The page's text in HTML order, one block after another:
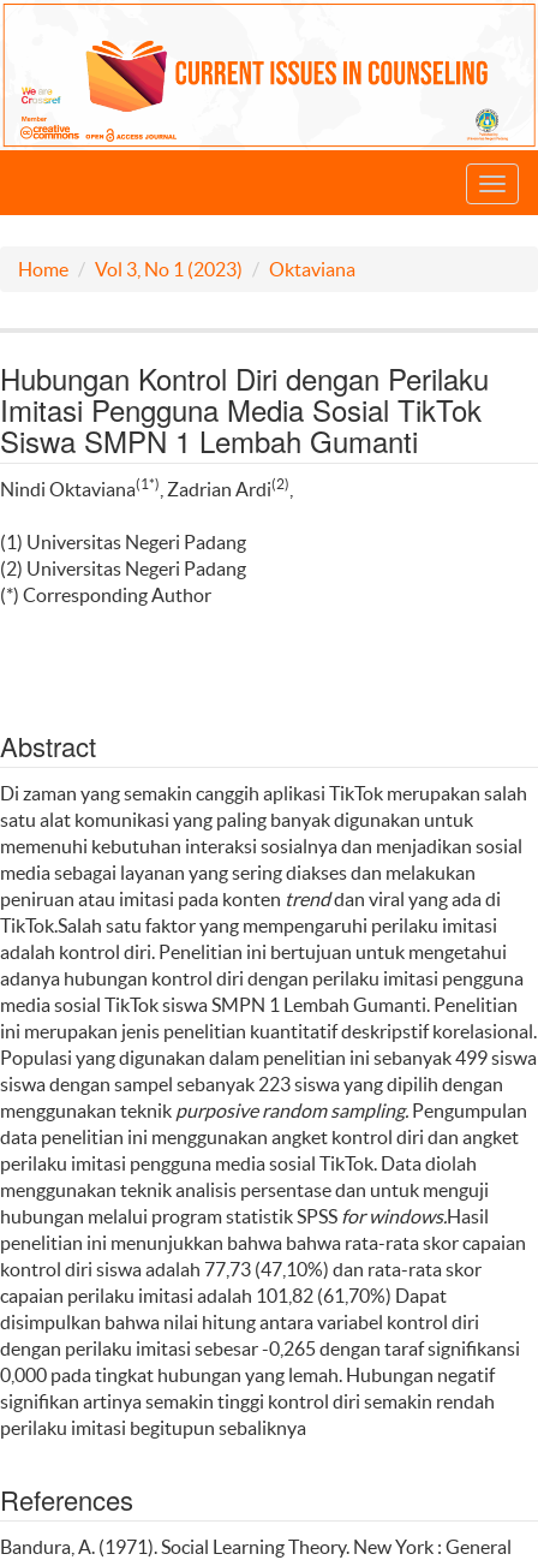
Home Vol 3, No 1 (2023) Oktaviana
Hubungan Kontrol Diri dengan Perilaku
Imitasi Pengguna Media Sosial TikTok
Siswa SMPN 1 Lembah Gumanti
Nindi Oktaviana(1*) , Zadrian Ardi(2)
(1) Universitas Negeri Padang
(2) Universitas Negeri Padang
(*) Corresponding Author
Abstract
Di zaman yang semakin canggih aplikasi TikTok merupakan salah
satu alat komunikasi yang paling banyak digunakan untuk
memenuhi kebutuhan interaksi sosialnya dan menjadikan sosial
media sebagai layanan yang sering diakses dan melakukan
peniruan atau imitasi pada konten trenddan viral yang ada di
TikTok.Salah satu faktor yang mempengaruhi perilaku imitasi
adalah kontrol diri. Penelitian ini bertujuan untuk mengetahui
adanya hubungan kontrol diri dengan perilaku imitasi pengguna
media sosial TikTok siswa SMPN 1 Lembah Gumanti. Penelitian
ini merupakan jenis penelitian kuantitatif deskripstif korelasional.
Populasi yang digunakan dalam penelitian ini sebanyak 499 siswa
siswa dengan sampel sebanyak 223 siswa yang dipilih dengan
menggunakan teknik purposive random sampling. Pengumpulan
data penelitian ini menggunakan angket kontrol diri dan angket
perilaku imitasi pengguna media sosial TikTok. Data diolah
menggunakan teknik analisis persentase dan untuk menguji
hubungan melalui program statistik SPSS for windows.Hasil
penelitian ini menunjukkan bahwa bahwa rata-rata skor capaian
kontrol diri siswa adalah 77,73 (47,10%) dan rata-rata skor
capaian perilaku imitasi adalah 101,82 (61,70%) Dapat
disimpulkan bahwa nilai hitung antara variabel kontrol diri
dengan perilaku imitasi sebesar -0,265 dengan taraf signifikansi
0,000 pada tingkat hubungan yang lemah. Hubungan negatif
signifikan artinya semakin tinggi kontrol diri semakin rendah
perilaku imitasi begitupun sebaliknya
References
Bandura, A. (1971). Social Learning Theory. New York : General